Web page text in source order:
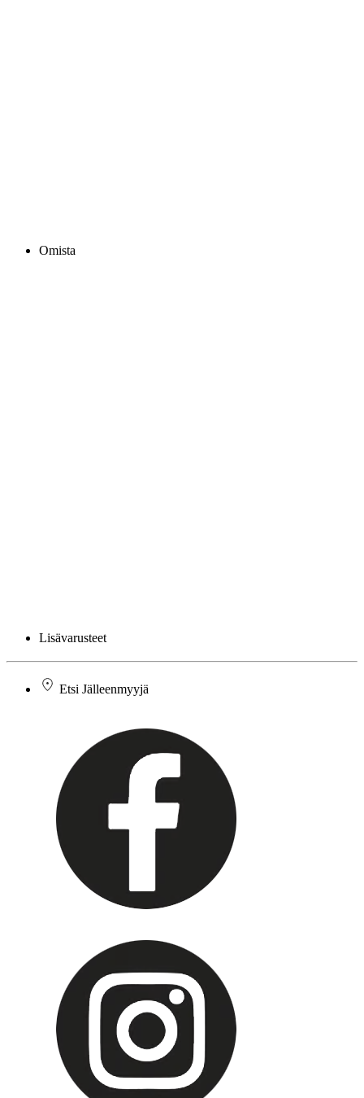
Omista
Lisävarusteet
Etsi Jälleenmyyjä